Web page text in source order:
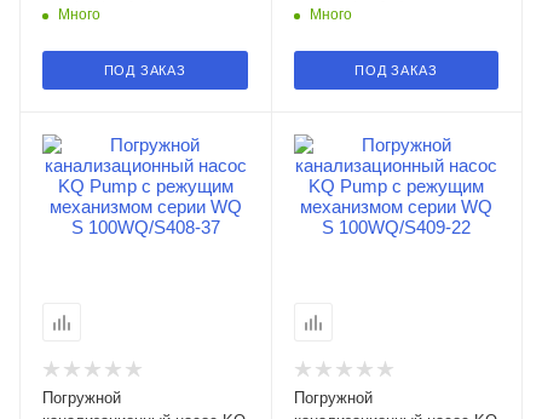
механизмом серии WQ S
Смоленске
Много
ПОД ЗАКАЗ
механизмом серии WQ S
Смоленске
Много
ПОД ЗАКАЗ
Погружной
Погружной